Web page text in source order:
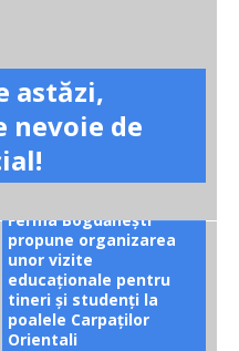
astăzi,
nevoie de
Ferma Bogdănești
propune organizarea
unor vizite
educaționale pentru
tineri și studenți la
poalele Carpaților
Orientali